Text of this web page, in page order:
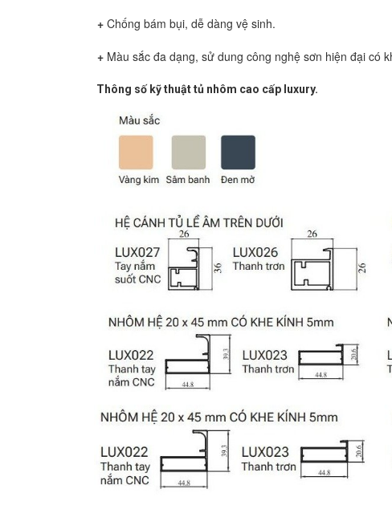
+ Chống bám bụi, dễ dàng vệ sinh.
+ Màu sắc đa dạng, sử dung công nghệ sơn hiện đại có
Thông số kỹ thuật tủ nhôm cao cấp luxury.